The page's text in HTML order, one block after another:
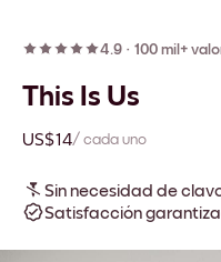
4.9 · 100 mil+
This Is Us
US$14/ cada uno
Sin necesidad de
Satisfacción